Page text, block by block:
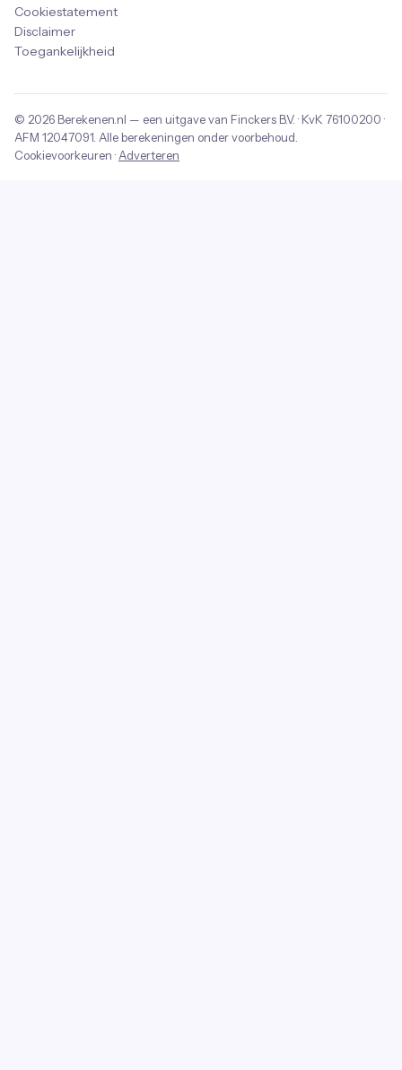
Cookiestatement
Disclaimer
Toegankelijkheid
© 2026 Berekenen.nl — een uitgave van Finckers B.V. · KvK 76100200 ·
AFM 12047091 . Alle berekeningen onder voorbehoud.
Cookievoorkeuren · Adverteren